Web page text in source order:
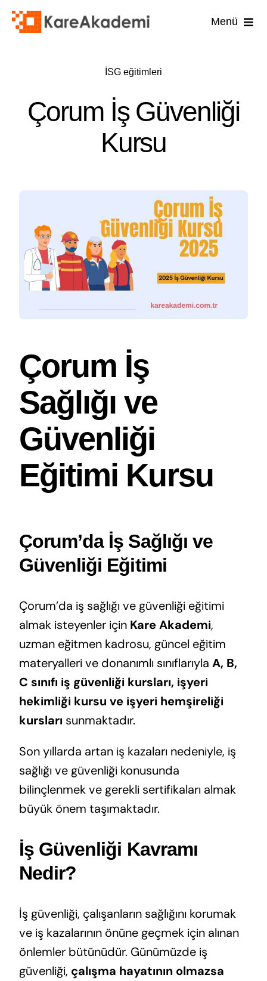
Skip
Menü
İSG eğitimleri
Çorum İş Güvenliği
Kursu
Çorum İş
Sağlığı ve
Güvenliği
Eğitimi Kursu
Çorum’da İş Sağlığı ve
Güvenliği Eğitimi
Çorum’da iş sağlığı ve güvenliği eğitimi
almak isteyenler için Kare Akademi,
uzman eğitmen kadrosu, güncel eğitim
materyalleri ve donanımlı sınıflarıyla A, B,
C sınıfı iş güvenliği kursları, işyeri
hekimliği kursu ve işyeri hemşireliği
kursları sunmaktadır.
Son yıllarda artan iş kazaları nedeniyle, iş
sağlığı ve güvenliği konusunda
bilinçlenmek ve gerekli sertifikaları almak
büyük önem taşımaktadır.
İş Güvenliği Kavramı
Nedir?
İş güvenliği, çalışanların sağlığını korumak
ve iş kazalarının önüne geçmek için alınan
önlemler bütünüdür. Günümüzde iş
güvenliği, çalışma hayatının olmazsa